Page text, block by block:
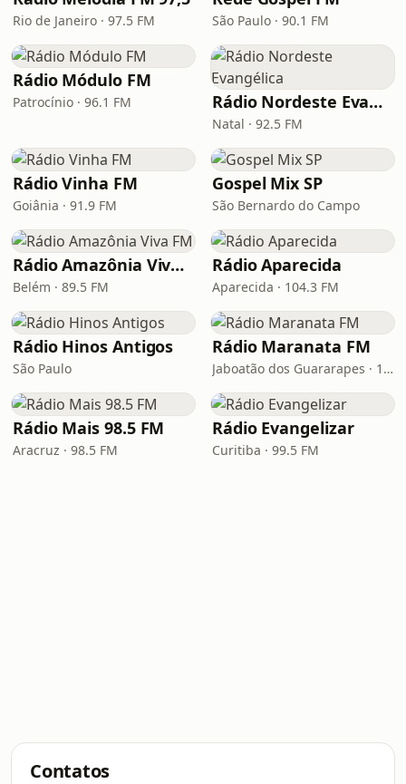
Rio de Janeiro · 97.5 FM São Paulo · 90.1 FM
Rádio Módulo FM
Patrocínio · 96.1 FM Rádio Nordeste Evangélica
Natal · 92.5 FM
Rádio Vinha FM
Goiânia · 91.9 FM
Gospel Mix SP
São Bernardo do Campo
Rádio Amazônia Viva FM
Belém · 89.5 FM
Rádio Aparecida
Aparecida · 104.3 FM
Rádio Hinos Antigos
São Paulo
Rádio Maranata FM
Jaboatão dos Guararapes · 103.9 FM
Rádio Mais 98.5 FM
Aracruz · 98.5 FM
Rádio Evangelizar
Curitiba · 99.5 FM
Contatos